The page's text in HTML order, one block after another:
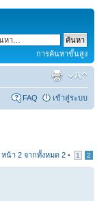
การค้นหาขั้นสูง
FAQ เข้าสู่ระบบ
หน้า 2 จากทั้งหมด 2 • 1 2